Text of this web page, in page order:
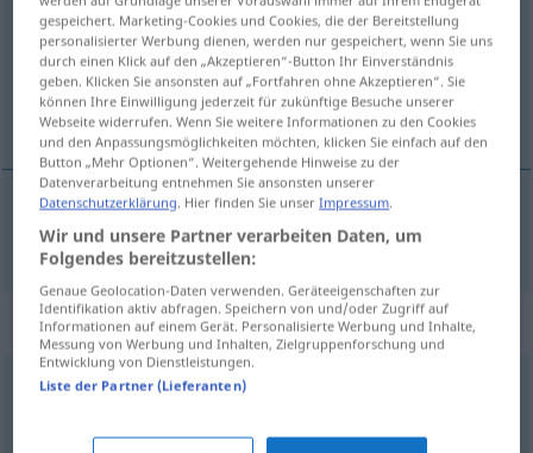
Übersicht aller Übersetzungen
(Für mehr Details die Übersetzung anklicken/antippen)
armonios
armonios harmonisch
Synonyme für "harmonisch"
gespeichert. Marketing-Cookies und Cookies, die der Bereitstellung
personalisierter Werbung dienen, werden nur gespeichert, wenn Sie uns
durch einen Klick auf den „Akzeptieren“-Button Ihr Einverständnis
geben. Klicken Sie ansonsten auf „Fortfahren ohne Akzeptieren“. Sie
können Ihre Einwilligung jederzeit für zukünftige Besuche unserer
Webseite widerrufen. Wenn Sie weitere Informationen zu den Cookies
und den Anpassungsmöglichkeiten möchten, klicken Sie einfach auf den
Button „Mehr Optionen“. Weitergehende Hinweise zu der
Datenverarbeitung entnehmen Sie ansonsten unserer
Datenschutzerklärung. Hier finden Sie unserImpressum.
Wir und unsere Partner verarbeiten Daten, um
Folgendes bereitzustellen:
Genaue Geolocation-Daten verwenden. Geräteeigenschaften zur
Identifikation aktiv abfragen. Speichern von und/oder Zugriff auf
Informationen auf einem Gerät. Personalisierte Werbung und Inhalte,
Messung von Werbung und Inhalten, Zielgruppenforschung und
Entwicklung von Dienstleistungen.
Liste der Partner (Lieferanten)